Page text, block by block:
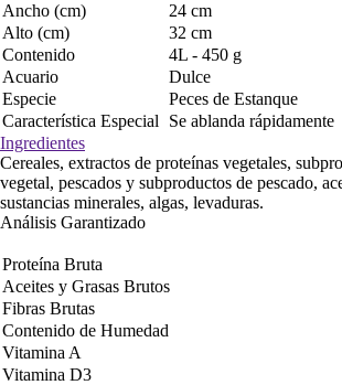
Ancho (cm)
24 cm
Alto (cm)
32 cm
Contenido
4L - 450 g
Acuario
Dulce
Especie
Peces de Estanque
Característica Especial
Se ablanda rápidamente
Ingredientes
Cereales, extractos de proteínas vegetales,
vegetal, pescados y subproductos de pescado,
sustancias minerales, algas, levaduras.
Análisis Garantizado
Proteína Bruta
Aceites y Grasas Brutos
Fibras Brutas
Contenido de Humedad
Vitamina A
Vitamina D3